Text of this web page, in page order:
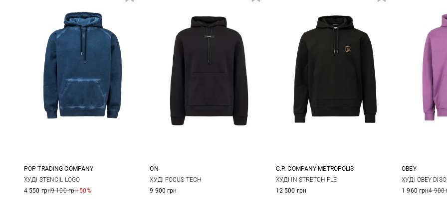
S M
POP TRADING COMPANY
ХУДІ STENCIL LOGO
4 550 грн9 100 грн-50%
M XL
ON
ХУДІ FOCUS TECH
9 900 грн
M L
C.P. COMPANY METROPOLIS
ХУДІ IN STRETCH FLE
12 500 грн
XS
OBEY
ХУДІ OBEY
1 960 грн4 900